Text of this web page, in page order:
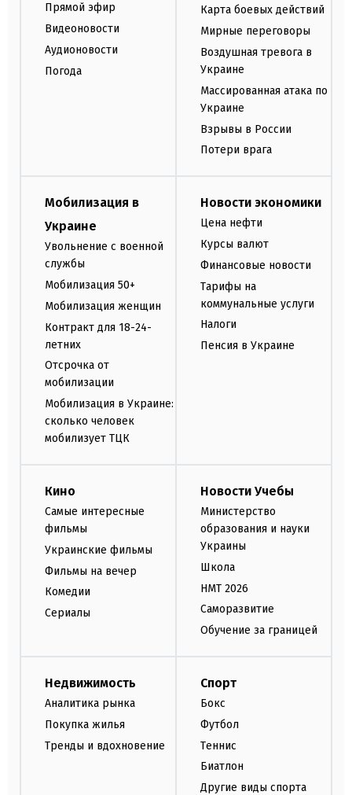
Прямой эфир
Видеоновости
Аудионовости
Погода
Карта боевых действий
Мирные переговоры
Воздушная тревога в
Украине
Массированная атака по
Украине
Взрывы в России
Потери врага
Мобилизация в
Украине
Увольнение с военной
службы
Мобилизация 50+
Мобилизация женщин
Контракт для 18-24-
летних
Отсрочка от
мобилизации
Мобилизация в Украине:
сколько человек
мобилизует ТЦК
Новости экономики
Цена нефти
Курсы валют
Финансовые новости
Тарифы на
коммунальные услуги
Налоги
Пенсия в Украине
Кино
Самые интересные
фильмы
Украинские фильмы
Фильмы на вечер
Комедии
Сериалы
Новости Учебы
Министерство
образования и науки
Украины
Школа
НМТ 2026
Саморазвитие
Обучение за границей
Недвижимость
Аналитика рынка
Покупка жилья
Тренды и вдохновение
Спорт
Бокс
Футбол
Теннис
Биатлон
Другие виды спорта